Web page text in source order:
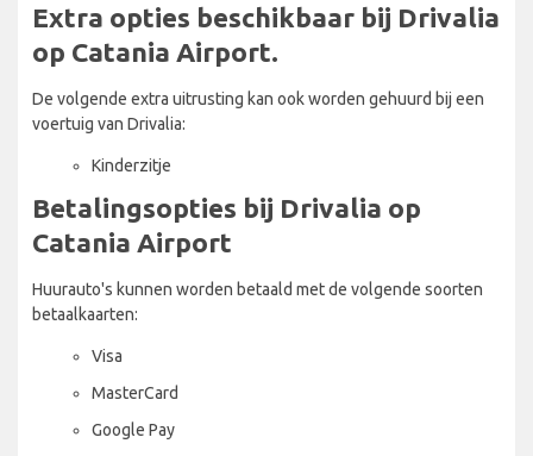
Extra opties beschikbaar bij Drivalia
op Catania Airport.
De volgende extra uitrusting kan ook worden gehuurd bij een
voertuig van Drivalia:
Kinderzitje
Betalingsopties bij Drivalia op
Catania Airport
Huurauto's kunnen worden betaald met de volgende soorten
betaalkaarten:
Visa
MasterCard
Google Pay